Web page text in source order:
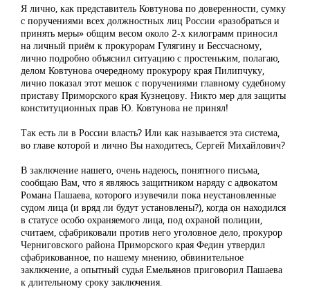
Я лично, как представитель Ковтунова по доверенности, сумку
с поручениями всех должностных лиц России «разобраться и
принять меры» общим весом около 2-х килограмм приносил
на личный приём к прокурорам Гулягину и Бессчасному,
лично подробно объяснил ситуацию с простеньким, полагаю,
делом Ковтунова очередному прокурору края Пилипчуку,
лично показал этот мешок с поручениями главному судебному
приставу Приморского края Кузнецову. Никто мер для защиты
конституционных прав Ю. Ковтунова не принял!
Так есть ли в России власть? Или как называется эта система,
во главе которой и лично Вы находитесь, Сергей Михайлович?
В заключение нашего, очень надеюсь, понятного письма,
сообщаю Вам, что я являюсь защитником наряду с адвокатом
Романа Пашаева, которого изувечили пока неустановленные
судом лица (и вряд ли будут установлены?), когда он находился
в статусе особо охраняемого лица, под охраной полиции,
считаем, сфабриковали против него уголовное дело, прокурор
Черниговского района Приморского края Федин утвердил
сфабрикованное, по нашему мнению, обвинительное
заключение, а опытный судья Емельянов приговорил Пашаева
к длительному сроку заключения.